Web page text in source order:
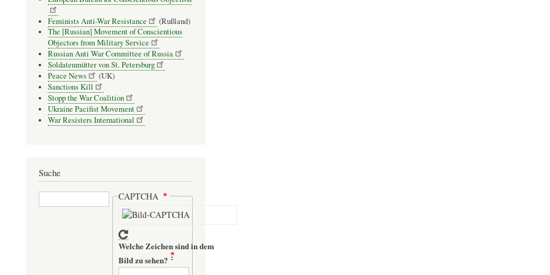
Feminists Anti-War Resistance
(Rußland)
The [Russian] Movement of Conscientious
Objectors from Military Service
Russian Anti War Committee of Russia
Soldatenmütter von St. Petersburg
Peace News
(UK)
Sanctions Kill
Stopp the War Coalition
Ukraine Pacifist Movement
War Resisters International
Suche
Suche CAPTCHA
Welche Zeichen sind in dem
Bild zu sehen?